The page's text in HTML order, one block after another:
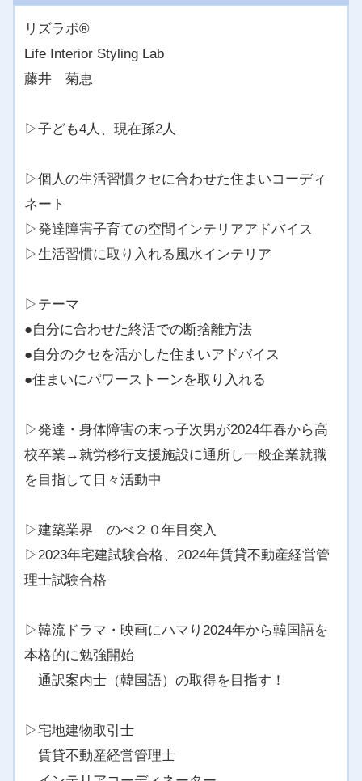
リズラボ®️
Life Interior Styling Lab
藤井 菊恵
▷子ども4人、現在孫2人
▷個人の生活習慣クセに合わせた住まいコーディ
ネート
▷発達障害子育ての空間インテリアアドバイス
▷生活習慣に取り入れる風水インテリア
▷テーマ
●自分に合わせた終活での断捨離方法
●自分のクセを活かした住まいアドバイス
●住まいにパワーストーンを取り入れる
▷発達・身体障害の末っ子次男が2024年春から高
校卒業→就労移行支援施設に通所し一般企業就職
を目指して日々活動中
▷建築業界 のべ２０年目突入
▷2023年宅建試験合格、2024年賃貸不動産経営管
理士試験合格
▷韓流ドラマ・映画にハマり2024年から韓国語を
本格的に勉強開始
通訳案内士（韓国語）の取得を目指す！
▷宅地建物取引士
賃貸不動産経営管理士